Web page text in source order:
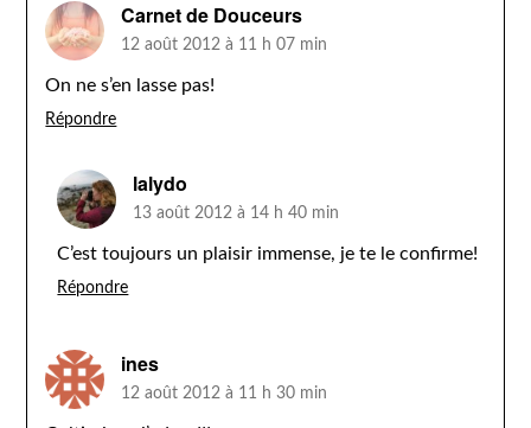
Carnet de Douceurs
12 août 2012 à 11 h 07 min
On ne s’en lasse pas!
Répondre
lalydo
13 août 2012 à 14 h 40 min
C’est toujours un plaisir immense, je te le confirme!
Répondre
ines
12 août 2012 à 11 h 30 min